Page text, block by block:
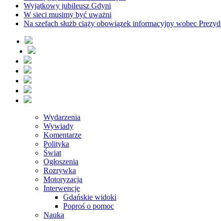
Wyjątkowy jubileusz Gdyni
W sieci musimy być uważni
Na szefach służb ciąży obowiązek informacyjny wobec
Wydarzenia
Wywiady
Komentarze
Polityka
Świat
Ogłoszenia
Rozrywka
Motoryzacja
Interwencje
Gdańskie widoki
Poproś o pomoc
Nauka